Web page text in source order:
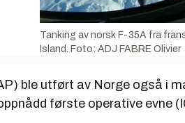
Tanking av norsk F-35A fra
Island. Foto: ADJ FABRE Olivier
ble utført av Norge også i
første operative evne